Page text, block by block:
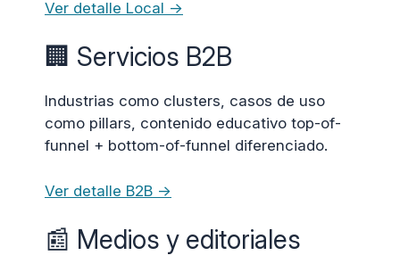
Ver detalle Local →
🏢 Servicios B2B
Industrias como clusters, casos de uso
como pillars, contenido educativo top-of-
funnel + bottom-of-funnel diferenciado.
Ver detalle B2B →
📰 Medios y editoriales